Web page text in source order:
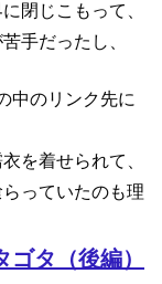
閉じこもって、
手だったし、
中のリンク先に
を着せられて、
っていたのも理
タ（後編）